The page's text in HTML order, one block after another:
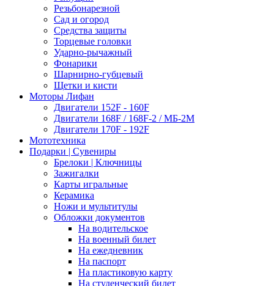
Резьбонарезной
Сад и огород
Средства защиты
Торцевые головки
Ударно-рычажный
Фонарики
Шарнирно-губцевый
Щетки и кисти
Моторы Лифан
Двигатели 152F - 160F
Двигатели 168F / 168F-2 / МБ-2М
Двигатели 170F - 192F
Мототехника
Подарки | Сувениры
Брелоки | Ключницы
Зажигалки
Карты игральные
Керамика
Ножи и мультитулы
Обложки документов
На водительское
На военный билет
На ежедневник
На паспорт
На пластиковую карту
На студенческий билет